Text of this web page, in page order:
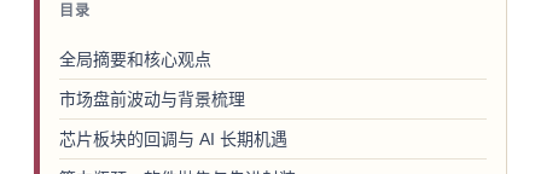
目录
全局摘要和核心观点
市场盘前波动与背景梳理
芯片板块的回调与 AI 长期机遇